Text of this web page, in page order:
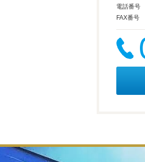
電話番号
FAX番号